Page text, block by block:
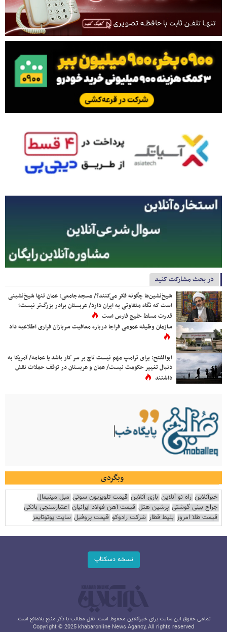
در بحث مشارکت کنید
شیخ‌نشین‌ها چگونه فکر می‌کنند؟/ مسجدجامعی: عمان تنها شیخ‌نشینی
است که نگاه متفاوتی به ایران دارد/ عربستان برادر بزرگ‌تر نیست؛
قدرت مسلط خلیج فارس است
سازمان وظیفه عمومی فراجا درباره معافیت سربازان فراری اطلاعیه داد
ابوالفتح: برای ترامپ مهم نیست تاج بر سر کار باشد یا عمامه/ آمریکا به
دنبال تغییر حکومت نیست/ عمان و عربستان در توقف حملات نقش
داشتند
وبگردی
خبرآنلاین راه نو آنلاین بازی آنلاین قیمت تلویزیون سونی مبل مینیمال
جراح بینی گوشتی پرشین هتل قیمت آهن فولاد ایرانیان اعتبارسنجی بانکی
قیمت طلا امروز بلیط قطار شرکت رادوکو قیمت پروفیل سایت یوتوتایمز
نسخه دسکتاپ
تمامی حقوق این سایت برای خبرآنلاین محفوظ است. نقل مطالب با ذکر منبع بلامانع است.
Copyright © 2025 khabaronline News Agancy, All rights reserved